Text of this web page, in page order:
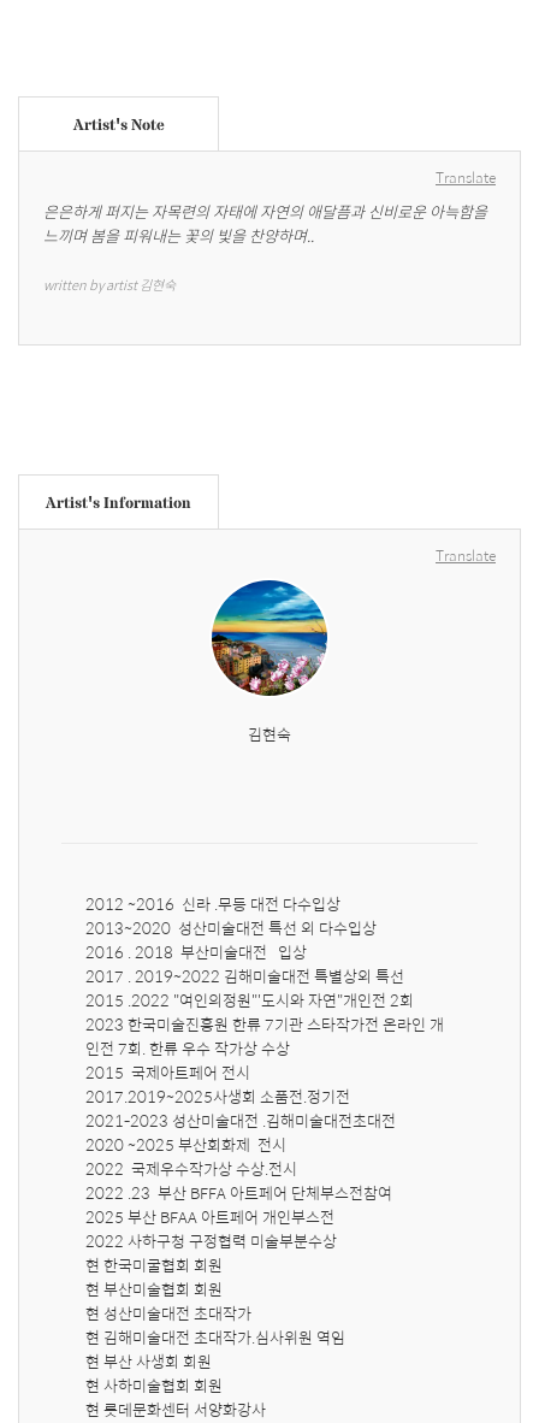
Artist's Note
Translate
은은하게 퍼지는 자목련의 자태에 자연의 애달픔과 신비로운 아늑함을
느끼며 봄을 피워내는 꽃의 빛을 찬양하며..
written by artist 김현숙
Artist's Information
Translate
김현숙
2012 ~2016  신라 .무등 대전 다수입상
2013~2020  성산미술대전 특선 외 다수입상
2016 . 2018  부산미술대전   입상
2017 . 2019~2022 김해미술대전 특별상외 특선
2015 .2022 "여인의정원"'도시와 자연"개인전 2회
2023 한국미술진흥원 한류 7기관 스타작가전 온라인 개
인전 7회. 한류 우수 작가상 수상
2015  국제아트페어 전시
2017.2019~2025사생회 소품전.정기전
2021-2023 성산미술대전 .김해미술대전초대전
2020 ~2025 부산회화제  전시
2022  국제우수작가상 수상.전시
2022 .23  부산 BFFA 아트페어 단체부스전참여
2025 부산 BFAA 아트페어 개인부스전
2022 사하구청 구정협력 미술부분수상
현 한국미굴협회 회원
현 부산미술협회 회원
현 성산미술대전 초대작가
현 김해미술대전 초대작가.심사위원 역임
현 부산 사생회 회원
현 사하미술협회 회원
현 롯데문화센터 서양화강사